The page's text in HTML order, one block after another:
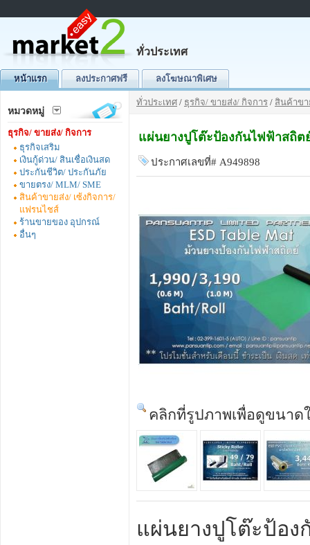
ทั่วประเทศ
หน้าแรก ลงประกาศฟรี ลงโฆษณาพิเศษ
หมวดหมู่
ธุรกิจ/ ขายส่ง/ กิจการ
ธุรกิจเสริม
เงินกู้ด่วน/ สินเชื่อเงินสด
ประกันชีวิต/ ประกันภัย
ขายตรง/ MLM/ SME
สินค้าขายส่ง/ เซ้งกิจการ/
แฟรนไชส์
ร้านขายของ อุปกรณ์
อื่นๆ
ทั่วประเทศ / ธุรกิจ/ ขายส่ง/ กิจการ / สินค้าขา
แผ่นยางปูโต๊ะป้องกันไฟฟ้าสถิ
ประกาศเลขที่# A949898
คลิกที่รูปภาพเพื่อดูขนาด
แผ่นยางปูโต๊ะป้อง